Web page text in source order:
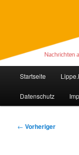
Lippe
Nachrichten aus
Startseite
Datenschutz
Beitragsnavigation
← Vorheriger